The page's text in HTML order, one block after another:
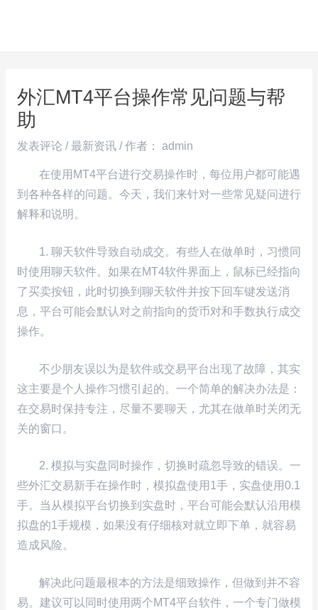
外汇MT4平台操作常见问题与帮
助
发表评论 /最新资讯/ 作者： admin
在使用MT4平台进行交易操作时，每位用户都可能遇
到各种各样的问题。今天，我们来针对一些常见疑问进行
解释和说明。
1. 聊天软件导致自动成交。有些人在做单时，习惯同
时使用聊天软件。如果在MT4软件界面上，鼠标已经指向
了买卖按钮，此时切换到聊天软件并按下回车键发送消
息，平台可能会默认对之前指向的货币对和手数执行成交
操作。
不少朋友误以为是软件或交易平台出现了故障，其实
这主要是个人操作习惯引起的。一个简单的解决办法是：
在交易时保持专注，尽量不要聊天，尤其在做单时关闭无
关的窗口。
2. 模拟与实盘同时操作，切换时疏忽导致的错误。一
些外汇交易新手在操作时，模拟盘使用1手，实盘使用0.1
手。当从模拟平台切换到实盘时，平台可能会默认沿用模
拟盘的1手规模，如果没有仔细核对就立即下单，就容易
造成风险。
解决此问题最根本的方法是细致操作，但做到并不容
易。建议可以同时使用两个MT4平台软件，一个专门做模